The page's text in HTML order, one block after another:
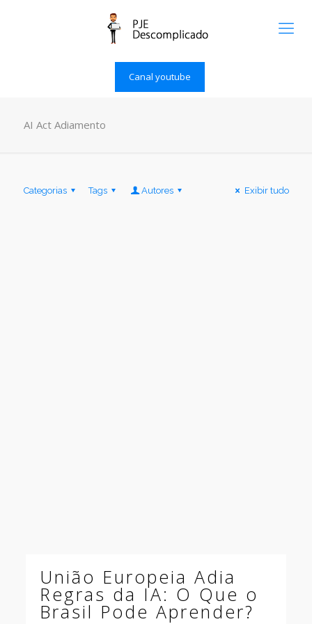
Canal youtube
AI Act Adiamento
Categorias Tags Autores Exibir tudo
União Europeia Adia
Regras da IA: O Que o
Brasil Pode Aprender?